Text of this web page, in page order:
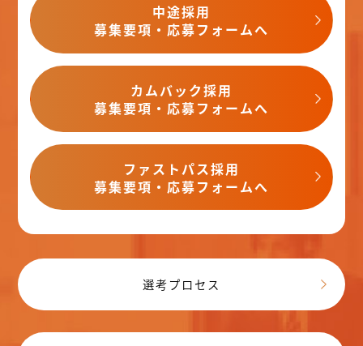
中途採用
募集要項・応募フォームへ
カムバック採用
募集要項・応募フォームへ
ファストパス採用
募集要項・応募フォームへ
選考プロセス